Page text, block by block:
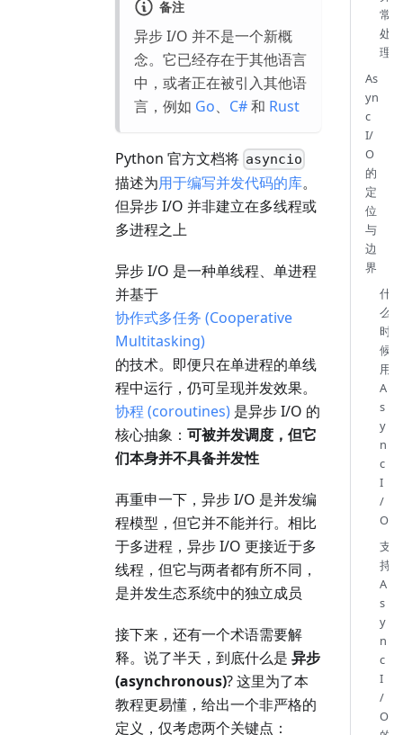
备注
异步 I/O 并不是一个新概
念。它已经存在于其他语言
中，或者正在被引入其他语
言，例如 Go、 C#和 Rust
Python 官方文档将 asyncio
描述为用于编写并发代码的库。
但异步 I/O 并非建立在多线程或
多进程之上
异步 I/O 是一种单线程、单进程
并基于
协作式多任务 (Cooperative
Multitasking)
的技术。即便只在单进程的单线
程中运行，仍可呈现并发效果。
协程 (coroutines) 是异步 I/O 的
核心抽象： 可被并发调度，但它
们本身并不具备并发性
再重申一下，异步 I/O 是并发编
程模型，但它并不能并行。相比
于多进程，异步 I/O 更接近于多
线程，但它与两者都有所不同，
是并发生态系统中的独立成员
接下来，还有一个术语需要解
释。说了半天，到底什么是 异步
(asynchronous)? 这里为了本
教程更易懂，给出一个非严格的
定义，仅考虑两个关键点：
常
处
理
As
yn
c
I/
O
的
定
位
与
边
界
什
么
时
候
用
A
s
y
n
c
I
/
O
支
持
A
s
y
n
c
I
/
O